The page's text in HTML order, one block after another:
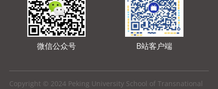
微信公众号 B站客户端
Copyright © 2024 Peking University School of Transnational